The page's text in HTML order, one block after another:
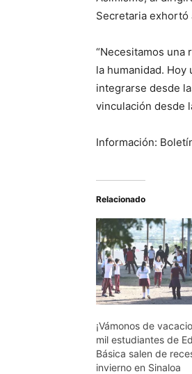
Secretaria exhortó
“Necesitamos
la humanidad.
integrarse desde
vinculación desde
Información:
Relacionado
¡Vámonos de
mil estudiantes de
Básica salen de
invierno en Sinaloa